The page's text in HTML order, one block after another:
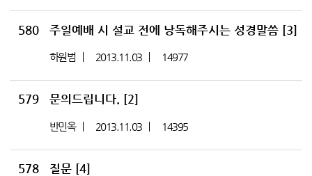
580 주일예배 시 설교 전에 낭독해주시는 성경말씀 [3]
하원범 2013.11.03 14977
579 문의드립니다. [2]
반민옥 2013.11.03 14395
578 질문 [4]